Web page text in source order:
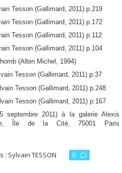
Tesson (Gallimard, 2011) p.219
Tesson (Gallimard, 2011) p.172
Tesson (Gallimard, 2011) p.112
Tesson (Gallimard, 2011) p.104
(Albin Michel, 1994)
Tesson (Gallimard, 2011) p.37
Tesson (Gallimard, 2011) p.248
Tesson (Gallimard, 2011) p.167
septembre 2011) à la galerie Alexis
Île de la Cité, 75001 Paris
: Sylvain TESSON 0